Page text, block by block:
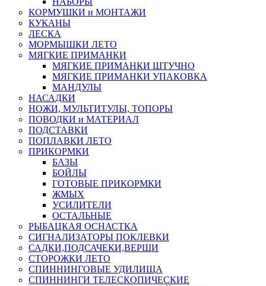
КОРМУШКИ и МОНТАЖИ
КУКАНЫ
ЛЕСКА
МОРМЫШКИ ЛЕТО
МЯГКИЕ ПРИМАНКИ
МЯГКИЕ ПРИМАНКИ ШТУЧНО
МЯГКИЕ ПРИМАНКИ УПАКОВКА
МАНДУЛЫ
НАСАДКИ
НОЖИ, МУЛЬТИТУЛЫ, ТОПОРЫ
ПОВОДКИ и МАТЕРИАЛ
ПОДСТАВКИ
ПОПЛАВКИ ЛЕТО
ПРИКОРМКИ
БАЗЫ
БОЙЛЫ
ГОТОВЫЕ ПРИКОРМКИ
ЖМЫХ
УСИЛИТЕЛИ
ОСТАЛЬНЫЕ
РЫБАЦКАЯ ОСНАСТКА
СИГНАЛИЗАТОРЫ ПОКЛЕВКИ
САДКИ,ПОДСАЧЕКИ,ВЕРШИ
СТОРОЖКИ ЛЕТО
СПИННИНГОВЫЕ УДИЛИЩА
СПИННИНГИ ТЕЛЕСКОПИЧЕСКИЕ